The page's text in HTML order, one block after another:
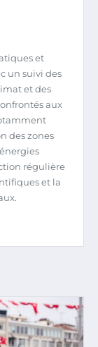
et
un suivi des
et des
aux
des zones
régulière
et la